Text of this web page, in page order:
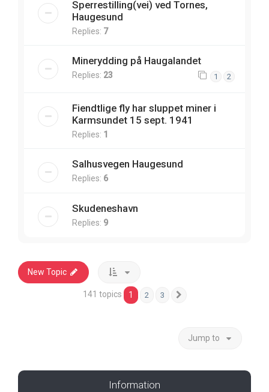
Sperrestilling(vei) ved Tornes,
Haugesund
Replies: 7
Minerydding på Haugalandet
Replies: 23 1 2
Fiendtlige fly har sluppet miner i
Karmsundet 15 sept. 1941
Replies: 1
Salhusvegen Haugesund
Replies: 6
Skudeneshavn
Replies: 9
New Topic
141 topics 1 2 3
Jump to
Information